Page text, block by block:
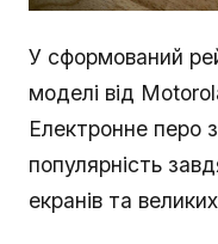
У сформований
моделі від
Електронне перо
популярність
екранів та